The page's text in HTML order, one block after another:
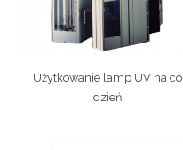
Użytkowanie lamp UV na co
dzień